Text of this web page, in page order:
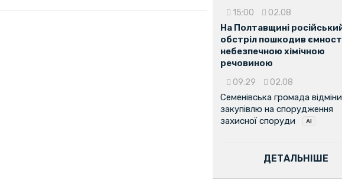
15:00 02.08
На Полтавщині
обстріл пошкодив
небезпечною хімічною
речовиною
09:29 02.08
Семенівська громада
закупівлю на спорудження
захисної споруди
ДЕТАЛЬНІШЕ